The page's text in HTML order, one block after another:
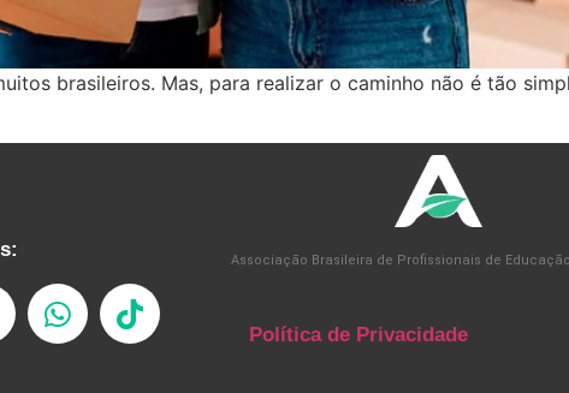
brasileiros. Mas, para realizar o caminho não é tão
Associação Brasileira de Profissionais de
Política de Privacidade